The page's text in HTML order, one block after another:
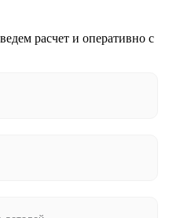
расчет и оперативно с